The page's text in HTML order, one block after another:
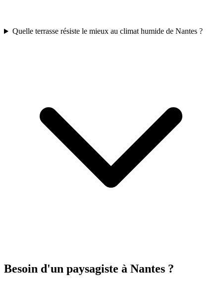
Quelle terrasse résiste le mieux au climat humide de Nantes ?
Besoin d'un paysagiste à Nantes ?